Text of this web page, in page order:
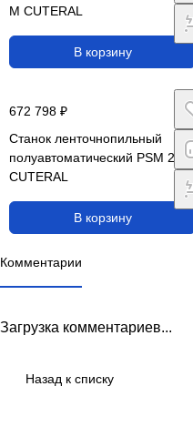
M CUTERAL
В корзину
672 798 ₽
Станок ленточнопильный
полуавтоматический PSM 280
CUTERAL
В корзину
Комментарии
Загрузка комментариев...
Назад к списку